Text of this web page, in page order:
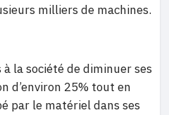
milliers de machines.
la société de diminuer ses
d’environ 25% tout en
par le matériel dans ses